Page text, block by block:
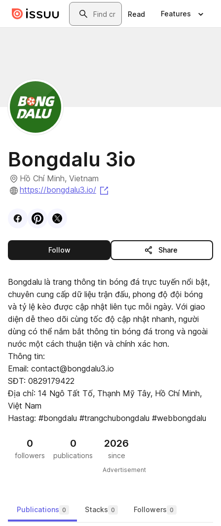
Skip to main contentSearch
Read Features
Bongdalu 3io
Hồ Chí Minh, Vietnam
https://bongdalu3.io/
VisitFacebook
VisitPinterest
Visit
Followthis publisher Share
Bongdalu là trang thông tin bóng đá trực tuyến nổi bật,
chuyên cung cấp dữ liệu trận đấu, phong độ đội bóng
và tỷ lệ kèo được cập nhật liên tục mỗi ngày. Với giao
diện dễ theo dõi cùng tốc độ cập nhật nhanh, người
dùng có thể nắm bắt thông tin bóng đá trong và ngoài
nước một cách thuận tiện và chính xác hơn.
Thông tin:
Email: contact@bongdalu3.io
SĐT: 0829179422
Địa chỉ: 14 Ngô Tất Tố, Thạnh Mỹ Tây, Hồ Chí Minh,
Việt Nam
Hastag: #bongdalu #trangchubongdalu #webbongdalu
0
followers
0
publications
2026
since
Advertisement
Publications 0 Stacks 0 Followers 0